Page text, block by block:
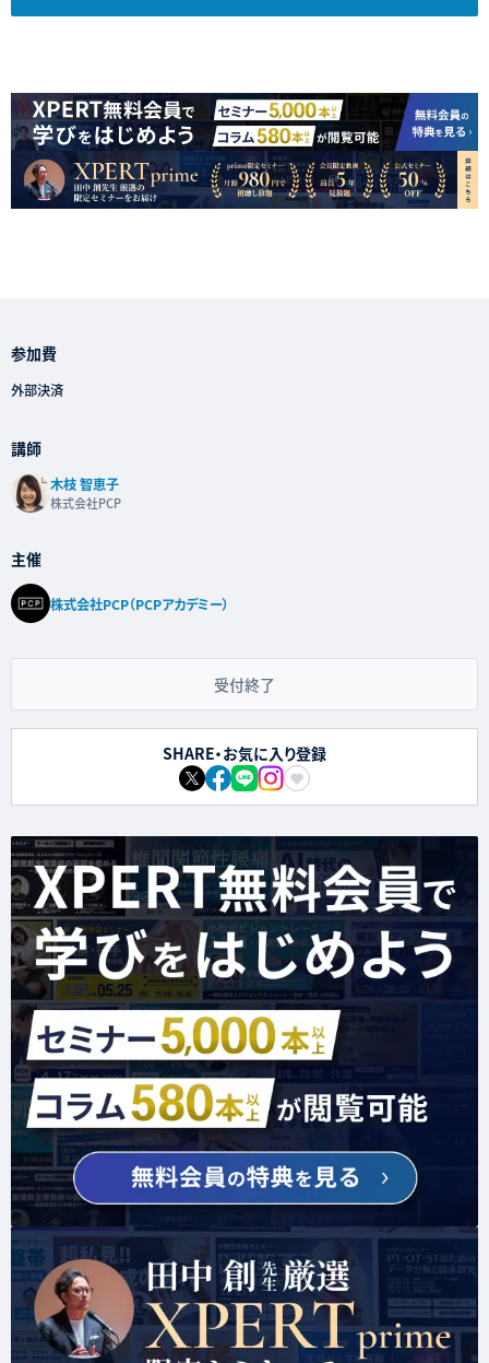
参加費
外部決済
講師
木枝 智恵子
株式会社PCP
主催
株式会社PCP（PCPアカデミー）
受付終了
SHARE・お気に入り登録